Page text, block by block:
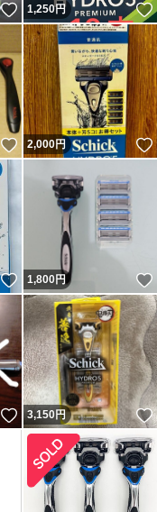
いいね！
1,250円
いいね！
2,000円
いいね！
1,800円
いいね！
3,150円